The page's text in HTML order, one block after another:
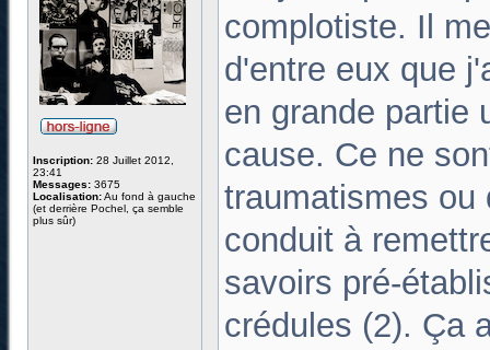
Inscription: 28 Juillet 2012,
23:41
Messages: 3675
Localisation:Au fond à gauche
(et derrière Pochel, ça semble
plus sûr)
complotiste. Il
d'entre eux que
en grande partie
cause. Ce ne
traumatismes ou
conduit à
savoirs pré-
crédules (2). Ça